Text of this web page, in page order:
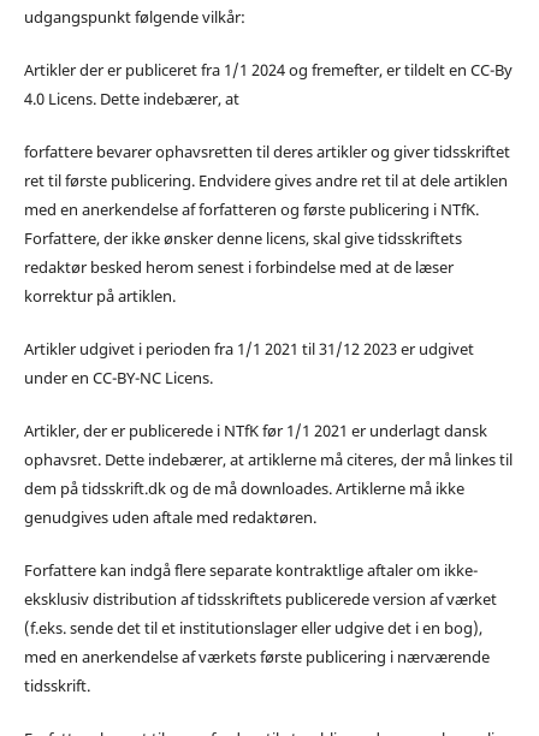
udgangspunkt følgende vilkår:
Artikler der er publiceret fra 1/1 2024 og fremefter, er tildelt en CC-By
4.0 Licens. Dette indebærer, at
forfattere bevarer ophavsretten til deres artikler og giver tidsskriftet
ret til første publicering. Endvidere gives andre ret til at dele artiklen
med en anerkendelse af forfatteren og første publicering i NTfK.
Forfattere, der ikke ønsker denne licens, skal give tidsskriftets
redaktør besked herom senest i forbindelse med at de læser
korrektur på artiklen.
Artikler udgivet i perioden fra 1/1 2021 til 31/12 2023 er udgivet
under en CC-BY-NC Licens.
Artikler, der er publicerede i NTfK før 1/1 2021 er underlagt dansk
ophavsret. Dette indebærer, at artiklerne må citeres, der må linkes til
dem på tidsskrift.dk og de må downloades. Artiklerne må ikke
genudgives uden aftale med redaktøren.
Forfattere kan indgå flere separate kontraktlige aftaler om ikke-
eksklusiv distribution af tidsskriftets publicerede version af værket
(f.eks. sende det til et institutionslager eller udgive det i en bog),
med en anerkendelse af værkets første publicering i nærværende
tidsskrift.